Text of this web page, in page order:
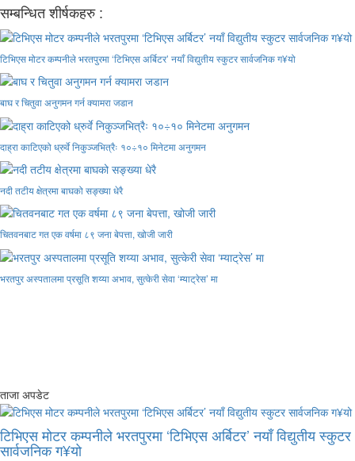
सम्बन्धित शीर्षकहरु :
टिभिएस मोटर कम्पनीले भरतपुरमा ‘टिभिएस अर्बिटर’ नयाँ विद्युतीय स्कुटर सार्वजनिक ग¥यो
बाघ र चितुवा अनुगमन गर्न क्यामरा जडान
दाह्रा काटिएको ध्रुर्वे निकुञ्जभित्रैः १०÷१० मिनेटमा अनुगमन
नदी तटीय क्षेत्रमा बाघको सङ्ख्या धेरै
चितवनबाट गत एक वर्षमा ८९ जना बेपत्ता, खोजी जारी
भरतपुर अस्पतालमा प्रसूति शय्या अभाव, सुत्केरी सेवा ‘म्याट्रेस’ मा
ताजा अपडेट
टिभिएस मोटर कम्पनीले भरतपुरमा ‘टिभिएस अर्बिटर’ नयाँ विद्युतीय स्कुटर
सार्वजनिक ग¥यो